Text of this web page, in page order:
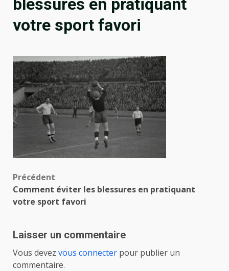
blessures en pratiquant
votre sport favori
Navigation
d’article
Précédent
Comment éviter les blessures en pratiquant
votre sport favori
Laisser un commentaire
Vous devez vous connecter pour publier un
commentaire.